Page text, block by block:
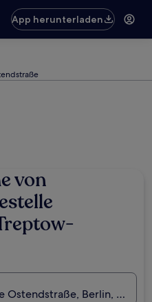
App herunterladen
von
Ostendstraße, Berlin,